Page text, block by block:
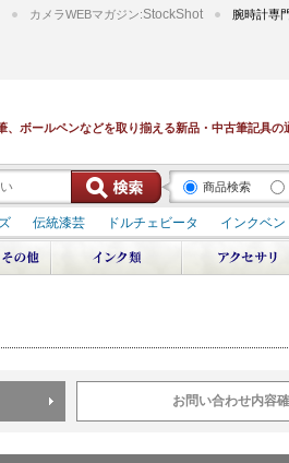
カメラWEBマガジン:StockShot 腕時計専
ボールペンなどを取り揃える新品・中古筆記具の
商品検索
伝統漆芸 ドルチェビータ インクベ
ュポン スペース オデッセイ
輪島屋善仁 深海
ペリカン オーシャンスワール 源氏物語
お問い合わせ内容